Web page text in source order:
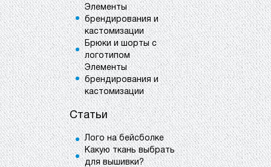
Элементы
брендирования и
кастомизации
Брюки и шорты с
логотипом
Элементы
брендирования и
кастомизации
Статьи
Лого на бейсболке
Какую ткань выбрать
для вышивки?